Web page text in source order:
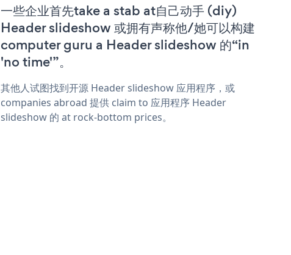
一些企业首先take a stab at自己动手 (diy)
Header slideshow 或拥有声称他/她可以构建
computer guru a Header slideshow 的“in
'no time'”。
其他人试图找到开源 Header slideshow 应用程序，或
companies abroad 提供 claim to 应用程序 Header
slideshow 的 at rock-bottom prices。